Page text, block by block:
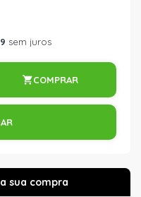
sem juros
COMPRAR